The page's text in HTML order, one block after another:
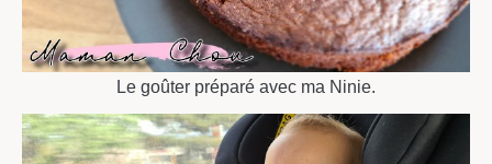
Le goûter préparé avec ma Ninie.